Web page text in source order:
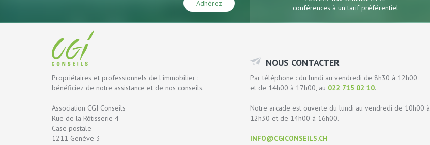
Adhérez
conférences à un tarif préférentiel
Propriétaires et professionnels de l'immobilier :
bénéficiez de notre assistance et de nos conseils.
Association CGI Conseils
Rue de la Rôtisserie 4
Case postale
1211 Genève 3
NOUS CONTACTER
Par téléphone : du lundi au vendredi de 8h30 à 12h00
et de 14h00 à 17h00, au 022 715 02 10.
Notre arcade est ouverte du lundi au vendredi de 10h00 à
12h30 et de 14h00 à 16h00.
INFO@CGICONSEILS.CH